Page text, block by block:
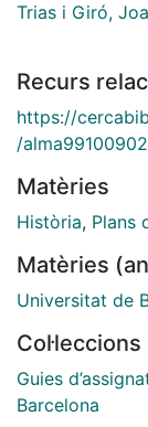
Trias i Giró,
Recurs
https://
/
Matèries
Història, Plans
Matèries
Universitat de
Col·leccions
Guies
Barcelona